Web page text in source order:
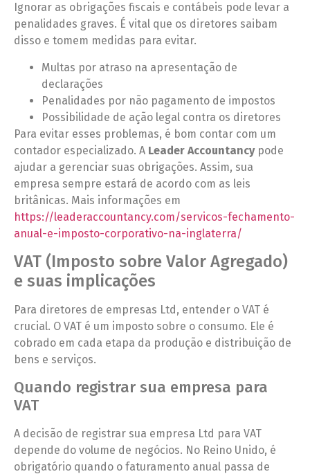
Ignorar as obrigações fiscais e contábeis pode levar a
penalidades graves. É vital que os diretores saibam
disso e tomem medidas para evitar.
Multas por atraso na apresentação de
declarações
Penalidades por não pagamento de impostos
Possibilidade de ação legal contra os diretores
Para evitar esses problemas, é bom contar com um
contador especializado. A Leader Accountancypode
ajudar a gerenciar suas obrigações. Assim, sua
empresa sempre estará de acordo com as leis
britânicas. Mais informações em
https://leaderaccountancy.com/servicos-fechamento-
anual-e-imposto-corporativo-na-inglaterra/
VAT (Imposto sobre Valor Agregado)
e suas implicações
Para diretores de empresas Ltd, entender o VAT é
crucial. O VAT é um imposto sobre o consumo. Ele é
cobrado em cada etapa da produção e distribuição de
bens e serviços.
Quando registrar sua empresa para
VAT
A decisão de registrar sua empresa Ltd para VAT
depende do volume de negócios. No Reino Unido, é
obrigatório quando o faturamento anual passa de